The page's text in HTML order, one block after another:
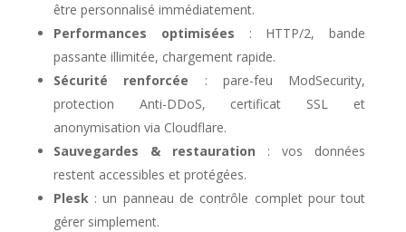
être personnalisé immédiatement.
Performances optimisées : HTTP/2, bande
passante illimitée, chargement rapide.
Sécurité renforcée : pare-feu ModSecurity,
protection Anti-DDoS, certificat SSL et
anonymisation via Cloudflare.
Sauvegardes & restauration : vos données
restent accessibles et protégées.
Plesk: un panneau de contrôle complet pour tout
gérer simplement.